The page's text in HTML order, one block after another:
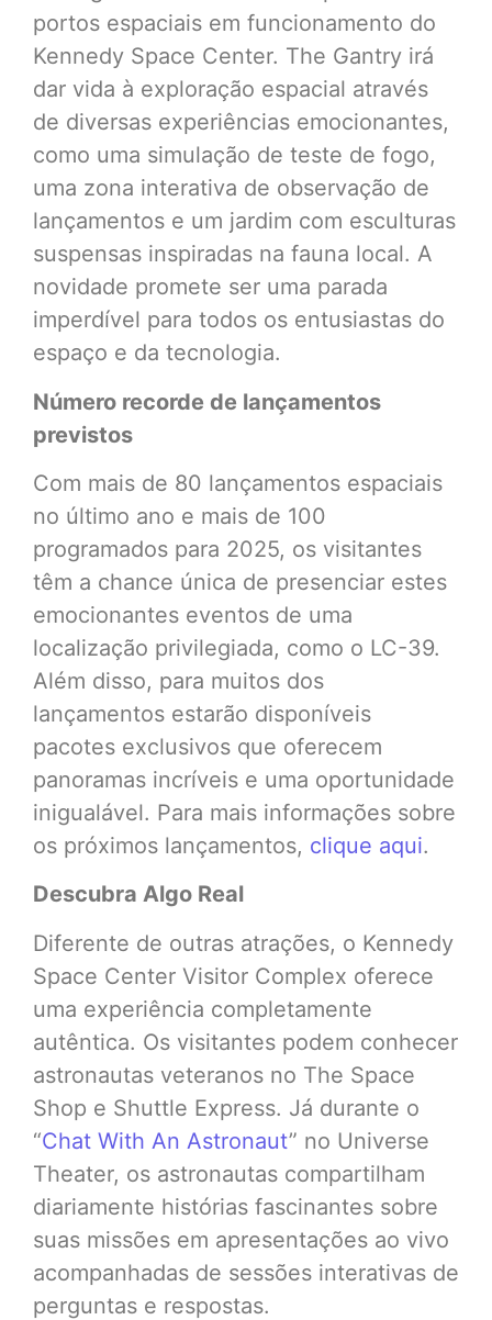
portos espaciais em funcionamento do
Kennedy Space Center. The Gantry irá
dar vida à exploração espacial através
de diversas experiências emocionantes,
como uma simulação de teste de fogo,
uma zona interativa de observação de
lançamentos e um jardim com esculturas
suspensas inspiradas na fauna local. A
novidade promete ser uma parada
imperdível para todos os entusiastas do
espaço e da tecnologia.
Número recorde de lançamentos
previstos
Com mais de 80 lançamentos espaciais
no último ano e mais de 100
programados para 2025, os visitantes
têm a chance única de presenciar estes
emocionantes eventos de uma
localização privilegiada, como o LC-39.
Além disso, para muitos dos
lançamentos estarão disponíveis
pacotes exclusivos que oferecem
panoramas incríveis e uma oportunidade
inigualável. Para mais informações sobre
os próximos lançamentos, clique aqui.
Descubra Algo Real
Diferente de outras atrações, o Kennedy
Space Center Visitor Complex oferece
uma experiência completamente
autêntica. Os visitantes podem conhecer
astronautas veteranos no The Space
Shop e Shuttle Express. Já durante o
“Chat With An Astronaut” no Universe
Theater, os astronautas compartilham
diariamente histórias fascinantes sobre
suas missões em apresentações ao vivo
acompanhadas de sessões interativas de
perguntas e respostas.